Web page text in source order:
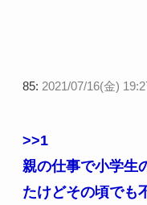
85: 2021/07/16(金)
>>1
親の仕事で小学生
たけどその頃でも